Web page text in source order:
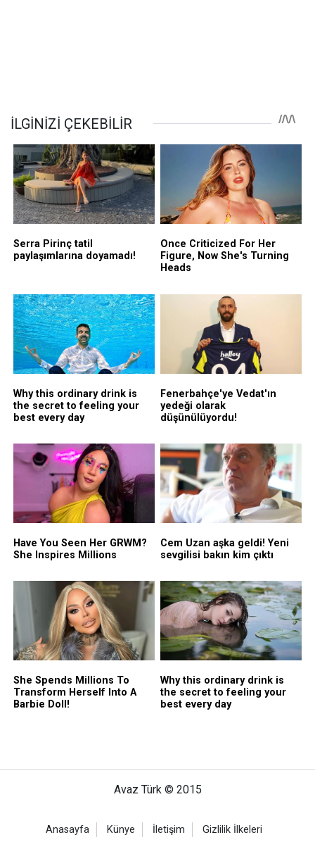
Avaz Türk © 2015
Anasayfa Künye İletişim Gizlilik İlkeleri